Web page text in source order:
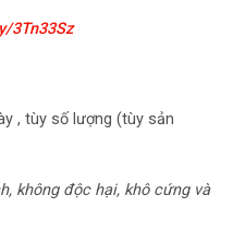
3Tn33Sz
, tùy số lượng (tùy sản
không độc hại, khô cứng và